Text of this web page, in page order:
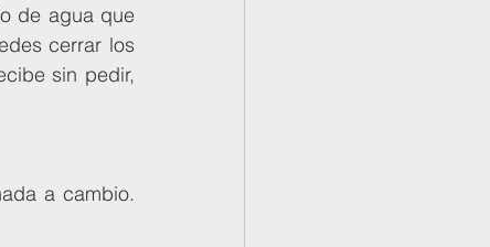
de agua que
cerrar los
sin pedir,